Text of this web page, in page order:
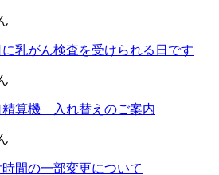
乳がん検査を受けられる日です
精算機 入れ替えのご案内
間の一部変更について